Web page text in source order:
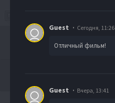
Guest Сегодня, 11:26
Отличный фильм!
Guest Вчера, 13:41